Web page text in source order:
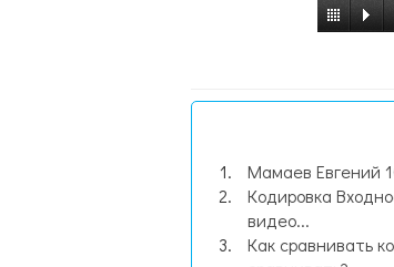
Мамаев Евгений
Кодировка
видео...
Как сравнивать